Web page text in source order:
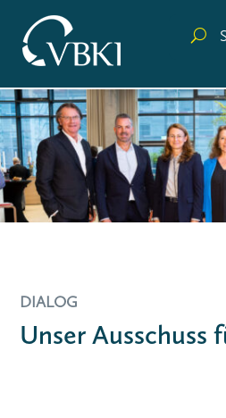
U
DIALOG
Unser Ausschuss